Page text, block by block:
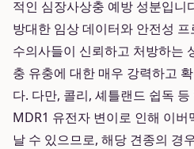
적인 심장사상충 예방 성분입니
방대한 임상 데이터와 안전성
수의사들이 신뢰하고 처방하는
충 유충에 대한 매우 강력하고
다. 다만, 콜리, 셰틀랜드 쉽독
MDR1 유전자 변이로 인해 이
날 수 있으므로, 해당 견종의 경